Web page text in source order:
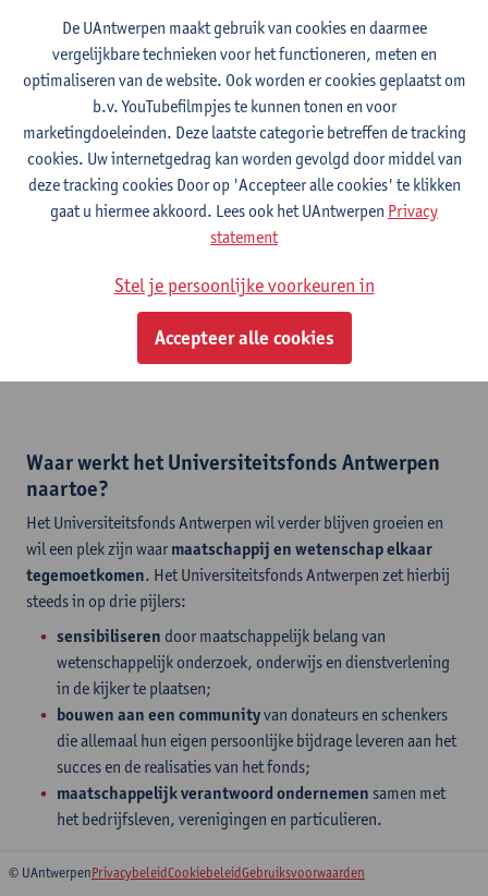
innovatie en duurzaamheid, en met engagement voor studenten
en onderzoekers. Zo bouwen we mee aan een betere toekomst.
Maar die ambitie staat onder druk.
Wanneer publieke middelen onder druk staan, maken
betrokken mensen het verschil.
Jouw steun helpt om ideeën, inzichten en doorbraken die bij
UAntwerpen starten verder uit te werken en naar de maatschappij
te laten doorstromen. Jouw steun gaat
Direct waar het nodig is.Zo geef je studenten kansen,
versnel je baanbrekend onderzoek en help je oplossingen
realiseren voor de maatschappelijke uitdagingen van vandaag en
Waar werkt het Universiteitsfonds Antwerpen
naartoe?
Het Universiteitsfonds Antwerpen wil verder blijven groeien en
wil een plek zijn waar maatschappij en wetenschap elkaar
tegemoetkomen. Het Universiteitsfonds Antwerpen zet hierbij
steeds in op drie pijlers:
sensibiliseren door maatschappelijk belang van
wetenschappelijk onderzoek, onderwijs en dienstverlening
in de kijker te plaatsen;
bouwen aan een communityvan donateurs en schenkers
die allemaal hun eigen persoonlijke bijdrage leveren aan het
succes en de realisaties van het fonds;
maatschappelijk verantwoord ondernemen samen met
het bedrijfsleven, verenigingen en particulieren.
© UAntwerpenPrivacybeleidCookiebeleidGebruiksvoorwaarden
De UAntwerpen maakt gebruik van cookies en daarmee
vergelijkbare technieken voor het functioneren, meten en
optimaliseren van de website. Ook worden er cookies geplaatst om
b.v. YouTubefilmpjes te kunnen tonen en voor
marketingdoeleinden. Deze laatste categorie betreffen de tracking
cookies. Uw internetgedrag kan worden gevolgd door middel van
deze tracking cookies Door op 'Accepteer alle cookies' te klikken
gaat u hiermee akkoord. Lees ook het UAntwerpen Privacy
statement
Stel je persoonlijke voorkeuren in
Accepteer alle cookies